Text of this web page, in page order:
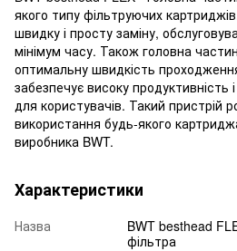
якого типу фільтруючих
швидку і просту заміну,
мінімум часу. Також головна
оптимальну швидкість
забезпечує високу продуктивність
для користувачів. Такий пристрій
використання будь-якого
виробника BWT.
Характеристики
Назва
BWT besthead
фільтра